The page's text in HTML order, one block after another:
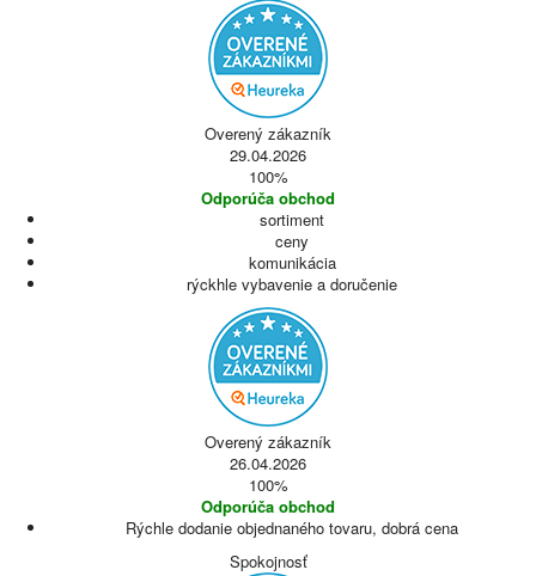
Overený zákazník
29.04.2026
100%
Odporúča obchod
sortiment
ceny
komunikácia
rýckhle vybavenie a doručenie
Overený zákazník
26.04.2026
100%
Odporúča obchod
Rýchle dodanie objednaného tovaru, dobrá cena
Spokojnosť